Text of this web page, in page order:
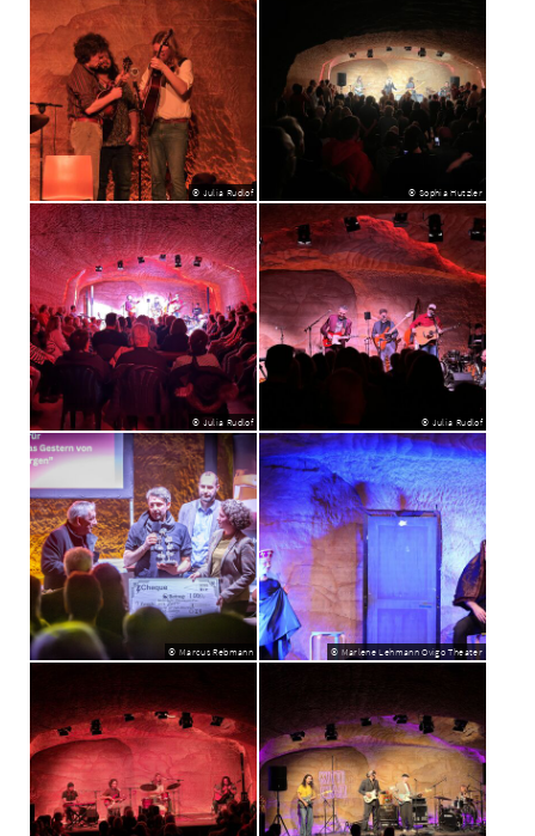
© Julia Rudlof © Sophia Hutzler
© Julia Rudlof © Julia Rudlof
© Marcus Rebmann © Marlene Lehmann Ovigo Theater